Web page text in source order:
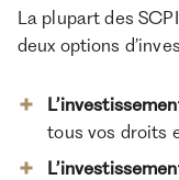
La plupart des
deux options
tous vos droits